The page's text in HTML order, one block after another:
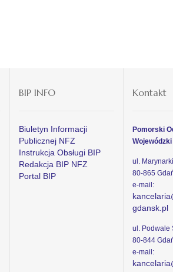
BIP INFO
Biuletyn Informacji
Publicznej NFZ
Instrukcja Obsługi BIP
Redakcja BIP NFZ
Portal BIP
Kontakt
Pomorski
Wojewódzki
ul.
80-865
e-mail:
gdansk.pl
ul. Podwale
80-844
e-mail: